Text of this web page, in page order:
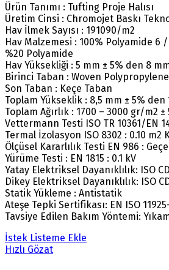
Ürün Tanımı : Tufting Proje Halısı
Üretim Cinsi : Chromojet Baskı
Hav İlmek Sayısı : 191090/m2
Hav Malzemesi : 100% Polyamide 6
%20 Polyamide
Hav Yüksekliği : 5 mm ± 5% den 8
Birinci Taban : Woven Polypropylene
Son Taban : Keçe Taban
Toplam Yükseklik : 8,5 mm ± 5% den
Toplam Ağırlık : 1700 – 3000 gr/m2 ±
Vettermann Testi ISO TR 10361/EN
Termal İzolasyon ISO 8302 : 0.10 m2
Ölçüsel Kararlılık Testi EN 986 :
Yürüme Testi : EN 1815 : 0.1 kV
Yatay Elektriksel Dayanıklılık: ISO
Dikey Elektriksel Dayanıklılık: ISO
Statik Yükleme : Antistatik
Ateşe Tepki Sertifikası: EN ISO
Tavsiye Edilen Bakım Yöntemi:
İstek Listeme Ekle
Hızlı Gözat